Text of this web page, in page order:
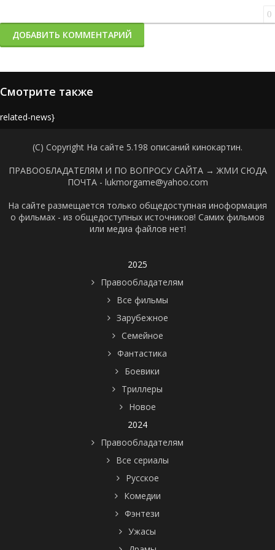
0
ДОБАВИТЬ КОММЕНТАРИЙ
Смотрите также
news}
(C) Copyright На сайте 5.198 описаний кинокартин.
ПРАВООБЛАДАТЕЛЯМ И ПО ВОПРОСУ САЙТА → ЖМИ СЮДА
ПОЧТА - lukmorgame@yahoo.com
На сайте размещается только общедоступная иноформация
о фильмах - из общедоступных источников! Самих фильмов
или медиа файлов нет!
2025
Правообладателям
Все фильмы
Зарубежное
Семейное
Фантастика
Боевики
Триллеры
Новое
2024
Правообладателям
Все сериалы
Русское
Комедии
Фэнтези
Ужасы